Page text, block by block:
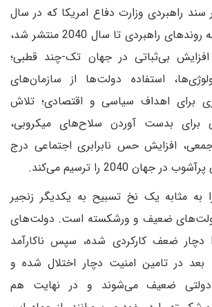
سند راهبردی وزارت دفاع امریکا که در سال
2018 با عنوان برنامه روندهای راهبردی تا سال 2040 منتشر شد،
افزایش بی‌ثباتی در جهان تک-چند قطبی؛
استفاده دولت‌ها از سازمان‌های
برای اهداف سیاسی و اقتصادی؛ تلاش
برای بدست آوردن سلاح‌های میکروبی،
افزایش حس نابرابری اجتماعی درج
2040 را ترسیم می‌کند.
به مثابه یک نخ تسبیح به یکدیگر زنجیر
دولت‌های ضعیف و ورشکسته است. دولت‌های
دچار ضعف کارکردی شده، سپس ناکارآمد
بعد در تامین امنیت دچار اختلال شده و
ضعیف می‌‌شوند و در نهایت هم